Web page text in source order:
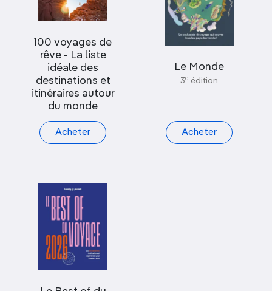
100 voyages de
rêve - La liste
idéale des
destinations et
itinéraires autour
du monde
Acheter
Le Monde
3e édition
Acheter